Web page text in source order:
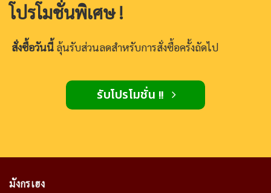
โปรโมชั่นพิเศษ !
สั่งซื้อวันนี้ ลุ้นรับส่วนลดสำหรับการสั่งซื้อครั้งถัดไป
รับโปรโมชั่น !!
มังกรเฮง